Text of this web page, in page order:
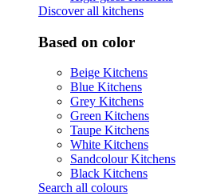
Discover all kitchens
Based on color
Beige Kitchens
Blue Kitchens
Grey Kitchens
Green Kitchens
Taupe Kitchens
White Kitchens
Sandcolour Kitchens
Black Kitchens
Search all colours